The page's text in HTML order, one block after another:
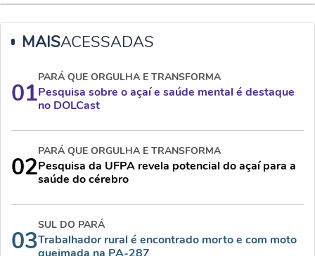
MAISACESSADAS
01
PARÁ QUE ORGULHA E TRANSFORMA
Pesquisa sobre o açaí e saúde mental é destaque
no DOLCast
02
PARÁ QUE ORGULHA E TRANSFORMA
Pesquisa da UFPA revela potencial do açaí para a
saúde do cérebro
03
SUL DO PARÁ
Trabalhador rural é encontrado morto e com moto
queimada na PA-287